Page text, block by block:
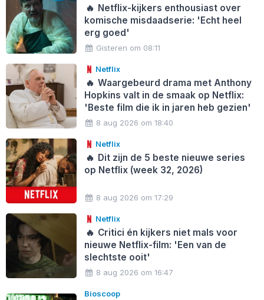
🔥 Netflix-kijkers enthousiast over
komische misdaadserie: 'Echt heel
erg goed'
Gisteren om 08:11
Netflix
🔥 Waargebeurd drama met Anthony
Hopkins valt in de smaak op Netflix:
'Beste film die ik in jaren heb gezien'
8 aug 2026 om 18:40
Netflix
🔥 Dit zijn de 5 beste nieuwe series
op Netflix (week 32, 2026)
8 aug 2026 om 17:29
Netflix
🔥 Critici én kijkers niet mals voor
nieuwe Netflix-film: 'Een van de
slechtste ooit'
8 aug 2026 om 16:47
Bioscoop